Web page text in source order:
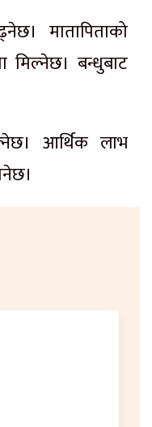
मातापिताको
मिल्नेछ। बन्धुबाट
आर्थिक लाभ